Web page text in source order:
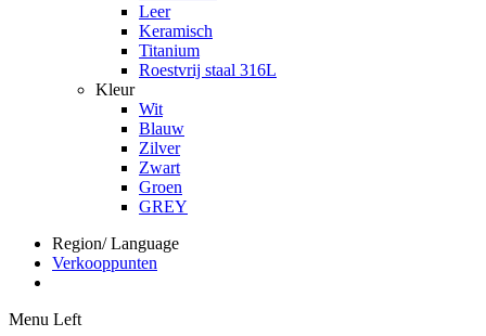
Leer
Keramisch
Titanium
Roestvrij staal 316L
Kleur
Wit
Blauw
Zilver
Zwart
Groen
GREY
Region/ Language
Verkooppunten
Menu Left